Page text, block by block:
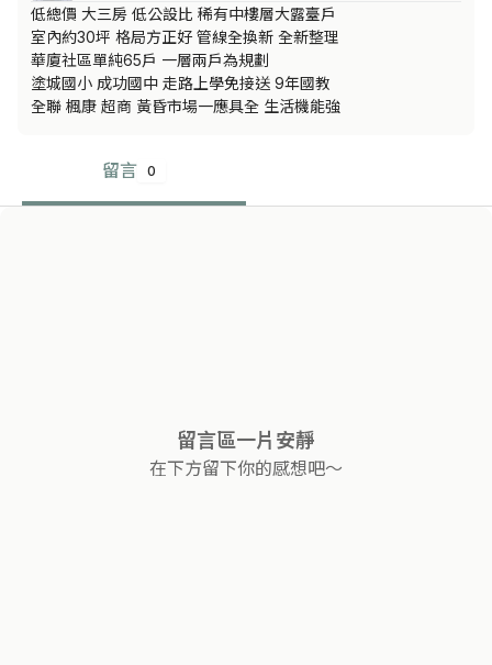
低總價 大三房 低公設比 稀有中樓層大露臺戶
室內約30坪 格局方正好 管線全換新 全新整理
華廈社區單純65戶 一層兩戶為規劃
塗城國小 成功國中 走路上學免接送 9年國教
全聯 楓康 超商 黃昏市場一應具全 生活機能強
留言 0
留言區一片安靜
在下方留下你的感想吧～